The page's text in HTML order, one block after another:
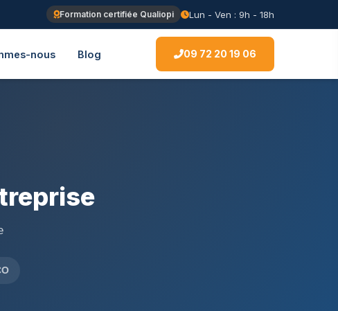
Formation certifiée Qualiopi Lun - Ven : 9h - 18h
nous Blog 09 72 20 19 06